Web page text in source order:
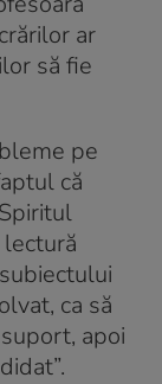
ar
să fie
pe
că
ca să
apoi